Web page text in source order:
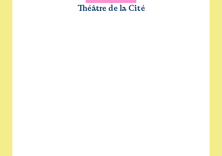
Théâtre de la Cité